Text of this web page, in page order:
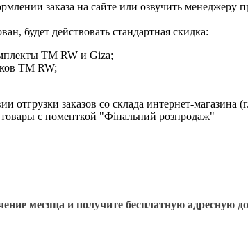
заказа на сайте или озвучить менеджеру
, будет действовать стандартная скидка:
ТМ RW и Giza;
ТМ RW;
отгрузки заказов со склада интернет-магазина
с поменткой "Фінальний розпродаж"
месяца и получите бесплатную адресную